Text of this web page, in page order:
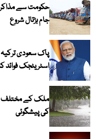
حکومت سے
جام ہڑتال شروع
پاک سعودی
اسٹریٹجک فوائد
ملک کے مختلف
کی پیشگوئی